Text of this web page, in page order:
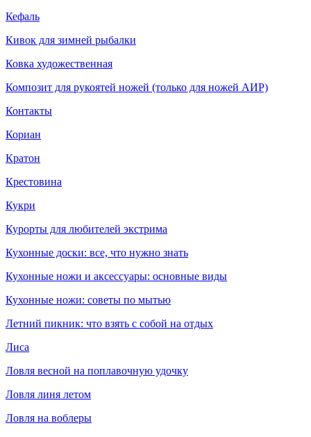
Кефаль
Кивок для зимней рыбалки
Ковка художественная
Композит для рукоятей ножей (только для ножей АИР)
Контакты
Кориан
Кратон
Крестовина
Кукри
Курорты для любителей экстрима
Кухонные доски: все, что нужно знать
Кухонные ножи и аксессуары: основные виды
Кухонные ножи: советы по мытью
Летний пикник: что взять с собой на отдых
Лиса
Ловля весной на поплавочную удочку
Ловля линя летом
Ловля на воблеры